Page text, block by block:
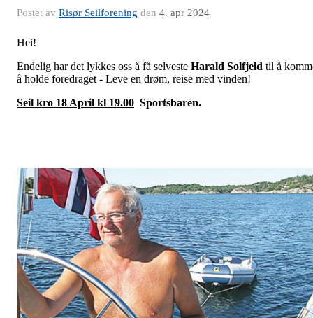
Postet av Risør Seilforening den 4. apr 2024
Hei!
Endelig har det lykkes oss å få selveste Harald Solfjeld til å
å holde foredraget - Leve en drøm, reise med vinden!
Seil kro 18 April kl 19.00 Sportsbaren.